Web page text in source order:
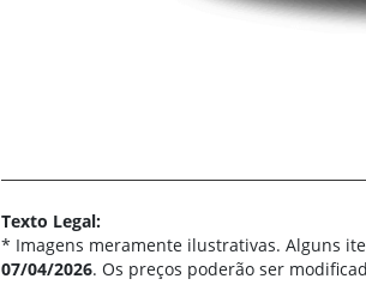
Texto Legal:
* Imagens meramente ilustrativas. Alguns
07/04/2026. Os preços poderão ser